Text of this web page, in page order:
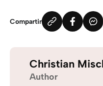
Compartir
Christian
Author